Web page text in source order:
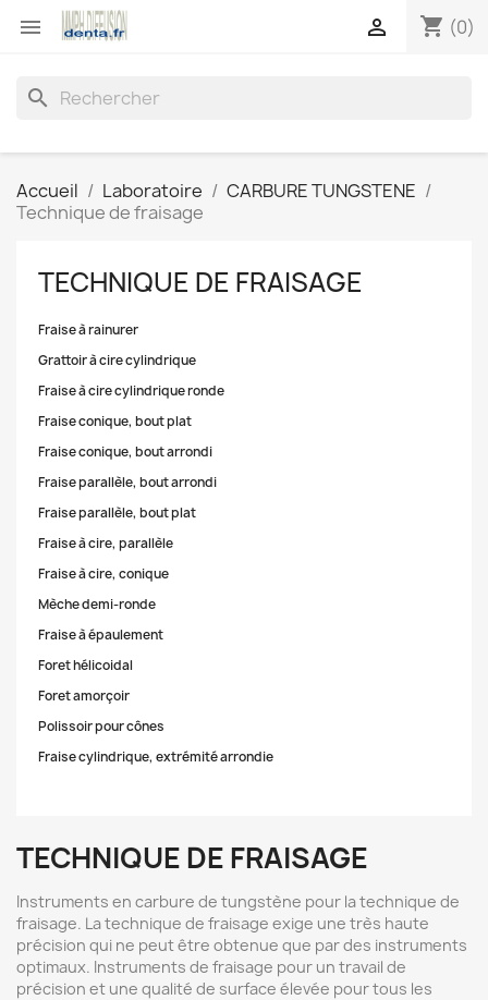
 shopping_cart (0)

search
Accueil Laboratoire
CARBURE TUNGSTENE
Technique de fraisage
TECHNIQUE DE FRAISAGE
Fraise à rainurer
Grattoir à cire cylindrique
Fraise à cire cylindrique ronde
Fraise conique, bout plat
Fraise conique, bout arrondi
Fraise parallèle, bout arrondi
Fraise parallèle, bout plat
Fraise à cire, parallèle
Fraise à cire, conique
Mèche demi-ronde
Fraise à épaulement
Foret hélicoidal
Foret amorçoir
Polissoir pour cônes
Fraise cylindrique, extrémité arrondie
TECHNIQUE DE FRAISAGE
Instruments en carbure de tungstène pour la technique de
fraisage. La technique de fraisage exige une très haute
précision qui ne peut être obtenue que par des instruments
optimaux. Instruments de fraisage pour un travail de
précision et une qualité de surface élevée pour tous les